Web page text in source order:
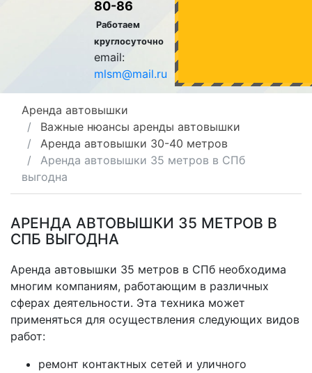
80-86
Работаем
круглосуточно
email:
mlsm@mail.ru
Аренда автовышки
Важные нюансы аренды автовышки
Аренда автовышки 30-40 метров
Аренда автовышки 35 метров в СПб
выгодна
АРЕНДА АВТОВЫШКИ 35 МЕТРОВ В
СПБ ВЫГОДНА
Аренда автовышки 35 метров в СПб необходима
многим компаниям, работающим в различных
сферах деятельности. Эта техника может
применяться для осуществления следующих видов
работ:
ремонт контактных сетей и уличного